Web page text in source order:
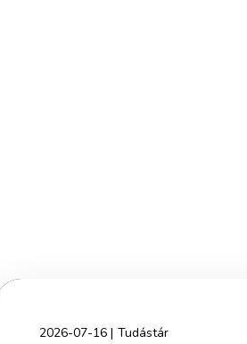
2026-07-16 Tudástár